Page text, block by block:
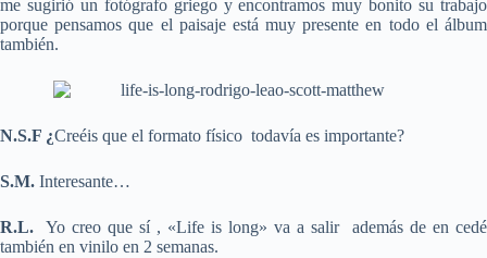
me sugirió un fotógrafo griego y encontramos muy bonito su trabajo
porque pensamos que el paisaje está muy presente en todo el álbum
también.
N.S.F ¿Creéis que el formato físico todavía es importante?
S.M. Interesante…
R.L. Yo creo que sí , «Life is long» va a salir además de en cedé
también en vinilo en 2 semanas.